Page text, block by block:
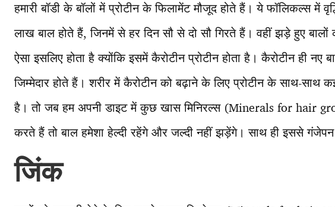
हमारी बॉडी के बॉलों में प्रोटीन के फिलामेंट मौजूद होते हैं। ये फॉलिकल्स में
लाख बाल होते हैं, जिनमें से हर दिन सौ से दो सौ गिरते हैं। वहीं झड़े हुए
ऐसा इसलिए होता है क्योंकि इसमें कैरोटीन प्रोटीन होता है। कैरोटीन ही
जिम्मेदार होते हैं। शरीर में कैरोटीन को बढ़ाने के लिए प्रोटीन के साथ-साथ
है। तो जब हम अपनी डाइट में कुछ खास मिनिरल्स (Minerals for hair
करते हैं तो बाल हमेशा हेल्दी रहेंगे और जल्दी नहीं झड़ेंगे। साथ ही इससे गंजेपन
जिंक